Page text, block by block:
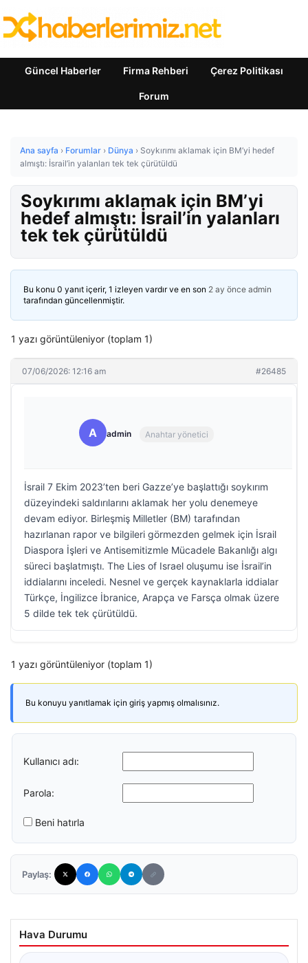
Güncel Haberler Firma Rehberi Çerez Politikası
Forum
Ana sayfa › Forumlar › Dünya › Soykırımı aklamak için BM’yi hedef
almıştı: İsrail’in yalanları tek tek çürütüldü
Soykırımı aklamak için BM’yi
hedef almıştı: İsrail’in yalanları
tek tek çürütüldü
Bu konu 0 yanıt içerir, 1 izleyen vardır ve en son 2 ay önce admin
tarafından güncellenmiştir.
1 yazı görüntüleniyor (toplam 1)
07/06/2026: 12:16 am #26485
A admin Anahtar yönetici
İsrail 7 Ekim 2023’ten beri Gazze’ye başlattığı soykırım
düzeyindeki saldırılarını aklamak her yolu denemeye
devam ediyor. Birleşmiş Milletler (BM) tarafından
hazırlanan rapor ve bilgileri görmezden gelmek için İsrail
Diaspora İşleri ve Antisemitizmle Mücadele Bakanlığı algı
süreci başlatmıştı. The Lies of Israel oluşumu ise İsrail’in
iddialarını inceledi. Nesnel ve gerçek kaynaklarla iddialar
Türkçe, İngilizce İbranice, Arapça ve Farsça olmak üzere
5 dilde tek tek çürütüldü.
1 yazı görüntüleniyor (toplam 1)
Bu konuyu yanıtlamak için giriş yapmış olmalısınız.
Kullanıcı adı:
Parola:
Beni hatırla
Paylaş:
Hava Durumu